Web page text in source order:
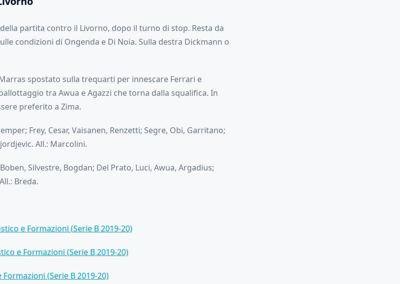
partita contro il Livorno, dopo il turno di stop. Resta da
condizioni di Ongenda e Di Noia. Sulla destra Dickmann o
spostato sulla trequarti per innescare Ferrari e
tra Awua e Agazzi che torna dalla squalifica. In
preferito a Zima.
Frey, Cesar, Vaisanen, Renzetti; Segre, Obi, Garritano;
All.: Marcolini.
Silvestre, Bogdan; Del Prato, Luci, Awua, Argadius;
Breda.
e Formazioni (Serie B 2019-20)
e Formazioni (Serie B 2019-20)
(Serie B 2019-20)